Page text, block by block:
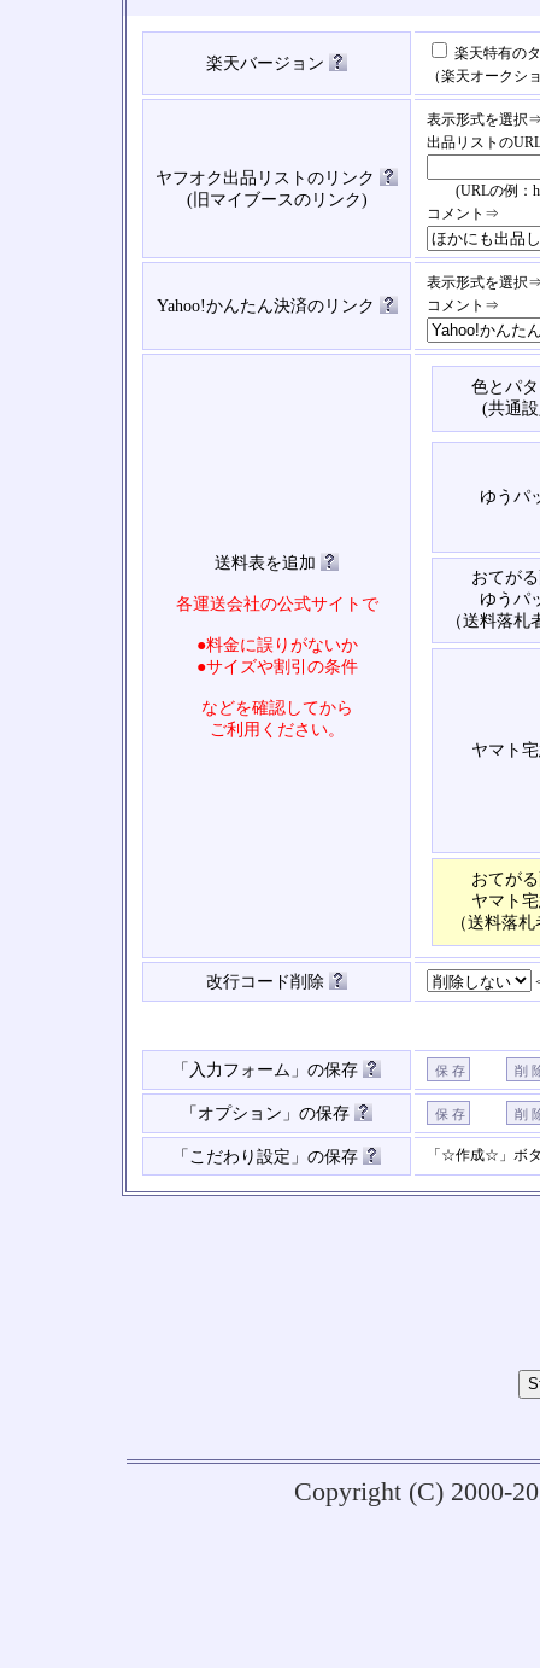
楽天バージョン
楽天特有の
（楽天オークシ
ヤフオク出品リストのリンク
(旧マイブースのリンク)
表示形式を選択
出品リストの
(URLの例：
コメント⇒
Yahoo!かんたん決済のリンク
表示形式を選択
コメント⇒
送料表を追加
各運送会社の公式サイトで
●料金に誤りがないか
●サイズや割引の条件
などを確認してから
ご利用ください。
色とパ
(共通
ゆうパ
おてが
ゆうパ
（送料落札
ヤマト
おてが
ヤマト
（送料落
改行コード削除
「入力フォーム」の保存
「オプション」の保存
「こだわり設定」の保存 「☆作成☆」ボ
Copyright (C) 2000-